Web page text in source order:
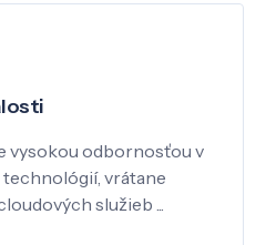
vysokou odbornosťou v
vrátane
služieb ...